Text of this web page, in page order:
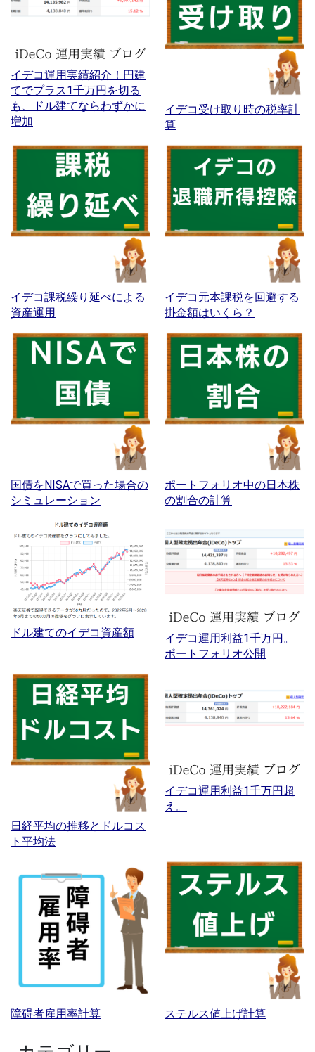
イデコ運用実績紹介！円建
てでプラス1千万円を切る
も、ドル建てならわずかに
増加
イデコ受け取り時の税率計
算
イデコ課税繰り延べによる
資産運用
イデコ元本課税を回避する
掛金額はいくら？
国債をNISAで買った場合の
シミュレーション
ポートフォリオ中の日本株
の割合の計算
ドル建てのイデコ資産額
イデコ運用利益1千万円。
ポートフォリオ公開
日経平均の推移とドルコス
ト平均法
イデコ運用利益1千万円超
え。
障碍者雇用率計算 ステルス値上げ計算